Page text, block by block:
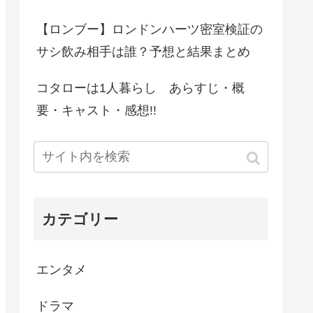
【ロンブー】ロンドンハーツ密室検証の
サシ飲み相手は誰？予想と結果まとめ
コタローは1人暮らし あらすじ・概
要・キャスト・感想!!
カテゴリー
エンタメ
ドラマ